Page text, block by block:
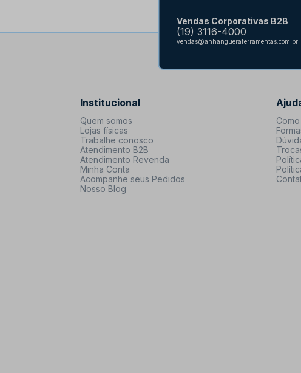
Vendas Corporativas B2B
(19) 3116-4000
vendas@anhangueraferramentas.com.br
Institucional
Quem somos
Lojas físicas
Trabalhe conosco
Atendimento B2B
Atendimento Revenda
Minha Conta
Acompanhe seus Pedidos
Nosso Blog